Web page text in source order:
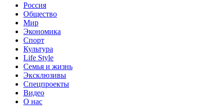
Россия
Общество
Мир
Экономика
Спорт
Культура
Life Style
Семья и жизнь
Эксклюзивы
Спецпроекты
Видео
О нас